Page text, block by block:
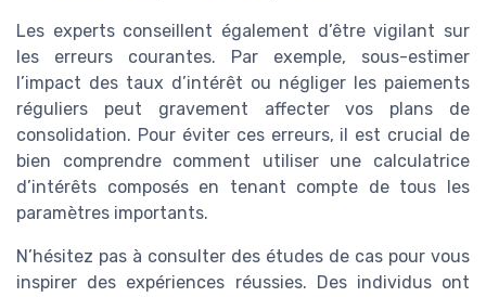
Les experts conseillent également d’être vigilant sur
les erreurs courantes. Par exemple, sous-estimer
l’impact des taux d’intérêt ou négliger les paiements
réguliers peut gravement affecter vos plans de
consolidation. Pour éviter ces erreurs, il est crucial de
bien comprendre comment utiliser une calculatrice
d’intérêts composés en tenant compte de tous les
paramètres importants.
N’hésitez pas à consulter des études de cas pour vous
inspirer des expériences réussies. Des individus ont